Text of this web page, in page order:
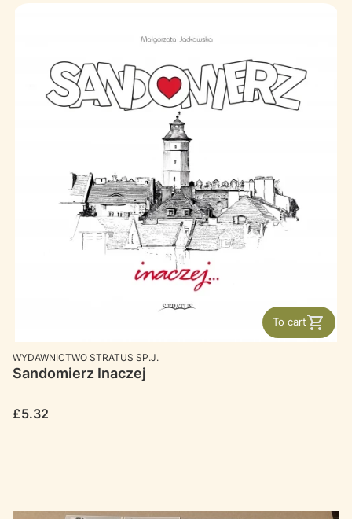
To cart
MANUFACTURER
WYDAWNICTWO STRATUS SP.J.
Sandomierz Inaczej
Price
£5.32